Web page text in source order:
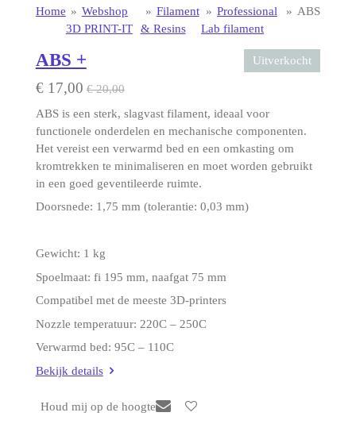
Home » Webshop
3D PRINT-IT
» Filament
& Resins
» Professional
Lab filament
» ABS
Uitverkocht
ABS +
€ 17,00 € 20,00
ABS is een sterk, slagvast filament, ideaal voor
functionele onderdelen en mechanische componenten.
Het vereist een verwarmd bed en een omkasting om
kromtrekken te minimaliseren en moet worden gebruikt
in een goed geventileerde ruimte.
Doorsnede: 1,75 mm (tolerantie: 0,03 mm)
Gewicht: 1 kg
Spoelmaat: fi 195 mm, naafgat 75 mm
Compatibel met de meeste 3D-printers
Nozzle temperatuur: 220C – 250C
Verwarmd bed: 95C – 110C
Bekijk details
Houd mij op de hoogte